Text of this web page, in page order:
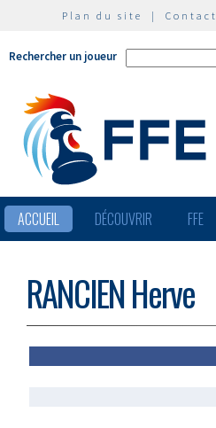
Plan du site | Contact
Rechercher un joueur
ACCUEIL DÉCOUVRIR FFE
RANCIEN Herve